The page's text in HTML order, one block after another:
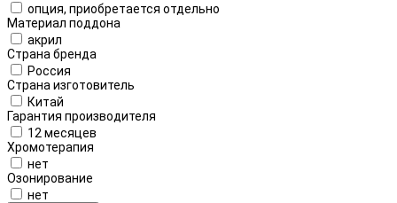
опция, приобретается отдельно
Материал поддона
акрил
Страна бренда
Россия
Страна изготовитель
Китай
Гарантия производителя
12 месяцев
Хромотерапия
нет
Озонирование
нет